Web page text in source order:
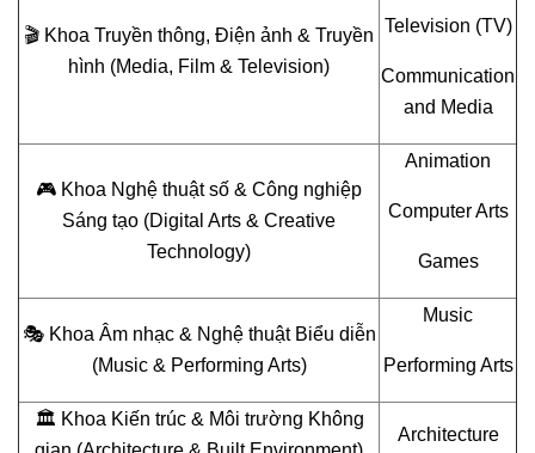
🎬 Khoa Truyền thông, Điện ảnh & Truyền
hình (Media, Film & Television)
Television (TV)
Communication
and Media
🎮 Khoa Nghệ thuật số & Công nghiệp
Sáng tạo (Digital Arts & Creative
Technology)
Animation
Computer Arts
Games
🎭 Khoa Âm nhạc & Nghệ thuật Biểu diễn
(Music & Performing Arts)
Music
Performing Arts
🏛️ Khoa Kiến trúc & Môi trường Không
Architecture